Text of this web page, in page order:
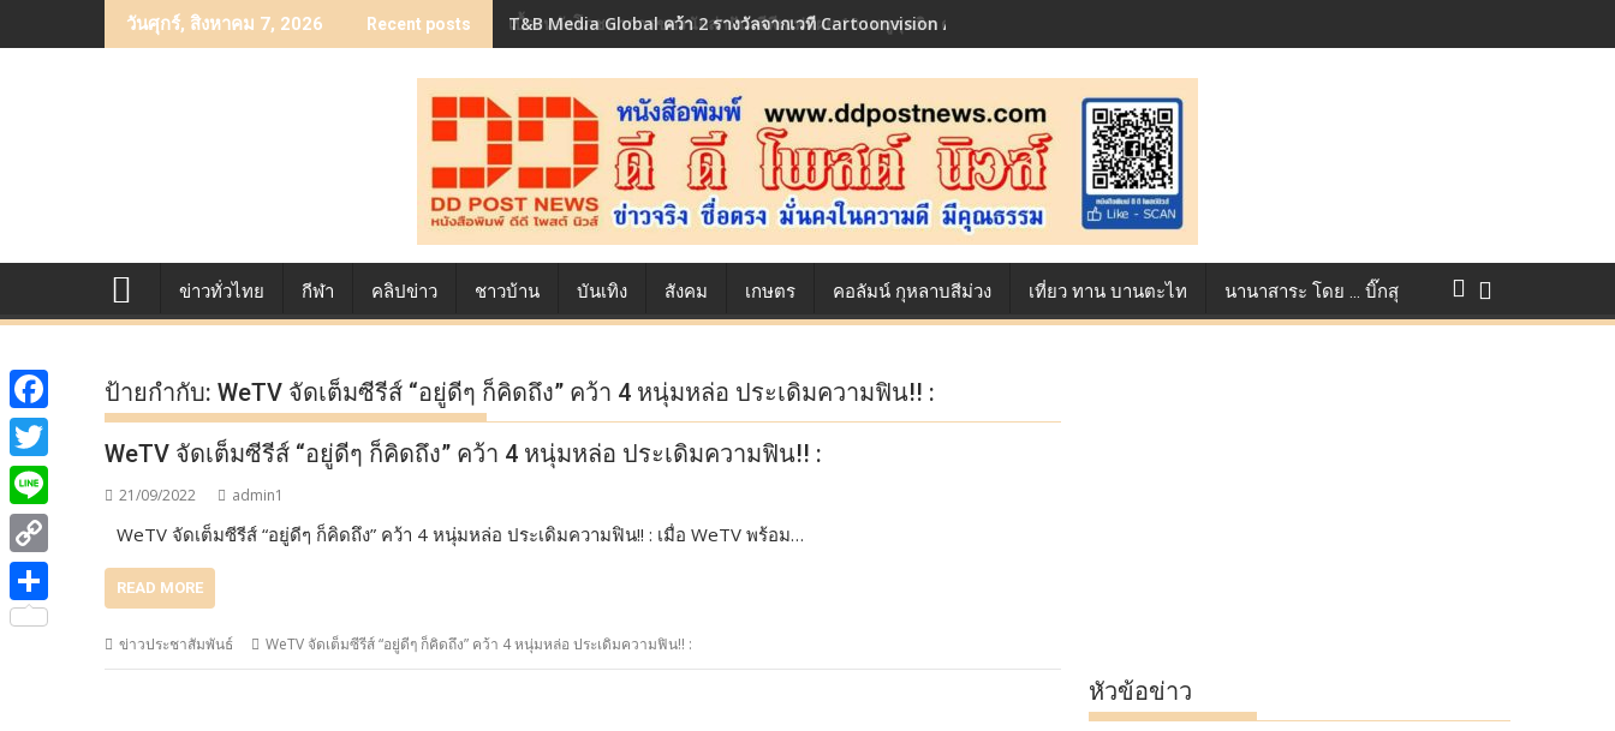
to
วันศุกร์, สิงหาคม 7, 2026 Recent posts T&B Media Global คว้า 2 รางวัลจากเวที Cartoonvision Animation Contest ตอกย้ำศักยภาพแอนิเมชันไทยบนเวทีนานาชาติ ที่ประเทศอังกฤษ :
เบื้องหลังโภชนาการของนักล่าฝัน ซีพีเอฟ เผย 10 เมนูสุดฮิต ตลอดเส้นทางการแข่งขัน True AF 2026 :
ข่าวทั่วไทย กีฬา คลิปข่าว ชาวบ้าน บันเทิง สังคม เกษตร คอลัมน์ กุหลาบสีม่วง เที่ยว ทาน บานตะไท นานาสาระ โดย … บิ๊กสุ
ป้ายกำกับ: WeTV จัดเต็มซีรีส์ “อยู่ดีๆ ก็คิดถึง” คว้า 4 หนุ่มหล่อ ประเดิมความฟิน!! :
WeTV จัดเต็มซีรีส์ “อยู่ดีๆ ก็คิดถึง” คว้า 4 หนุ่มหล่อ ประเดิมความฟิน!! :
21/09/2022 admin1
WeTV จัดเต็มซีรีส์ “อยู่ดีๆ ก็คิดถึง” คว้า 4 หนุ่มหล่อ ประเดิมความฟิน!! : เมื่อ WeTV พร้อม…
READ MORE
ข่าวประชาสัมพันธ์ WeTV จัดเต็มซีรีส์ “อยู่ดีๆ ก็คิดถึง” คว้า 4 หนุ่มหล่อ ประเดิมความฟิน!! :
หัวข้อข่าว
F
a
c
e
b
o
T
w
i
t
t
L
i
n
C
o
S